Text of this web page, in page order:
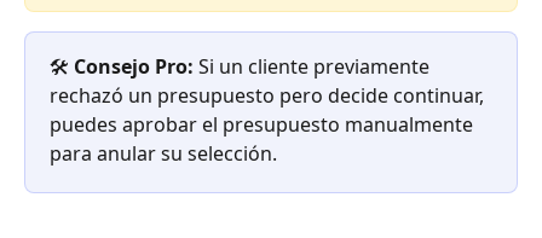
🛠️ Consejo Pro: Si un cliente previamente
rechazó un presupuesto pero decide continuar,
puedes aprobar el presupuesto manualmente
para anular su selección.